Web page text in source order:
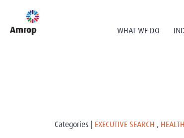
WHAT WE DO
Categories | EXECUTIVE SEARCH ,